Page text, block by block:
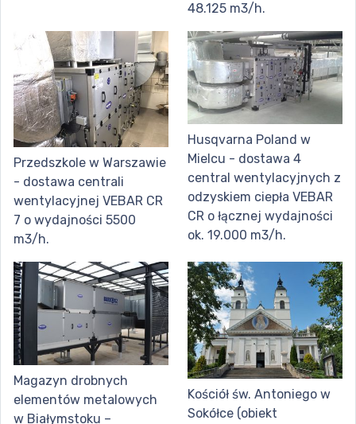
48.125 m3/h.
Przedszkole w Warszawie
- dostawa centrali
wentylacyjnej VEBAR CR
7 o wydajności 5500
m3/h.
Husqvarna Poland w
Mielcu - dostawa 4
central wentylacyjnych z
odzyskiem ciepła VEBAR
CR o łącznej wydajności
ok. 19.000 m3/h.
Magazyn drobnych
elementów metalowych
w Białymstoku –
Kościół św. Antoniego w
Sokółce (obiekt